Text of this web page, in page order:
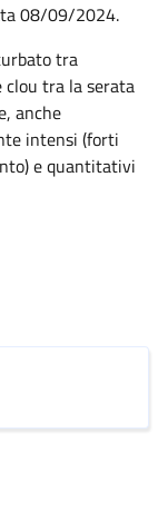
08/09/2024.
tra
clou tra la serata
anche
intensi (forti
e quantitativi